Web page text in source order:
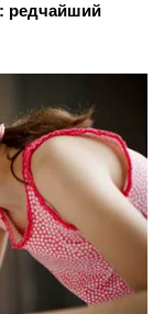
редчайший